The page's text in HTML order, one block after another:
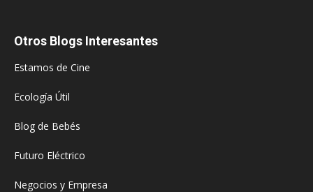
Otros Blogs Interesantes
Estamos de Cine
Ecología Útil
Blog de Bebés
Futuro Eléctrico
Negocios y Empresa